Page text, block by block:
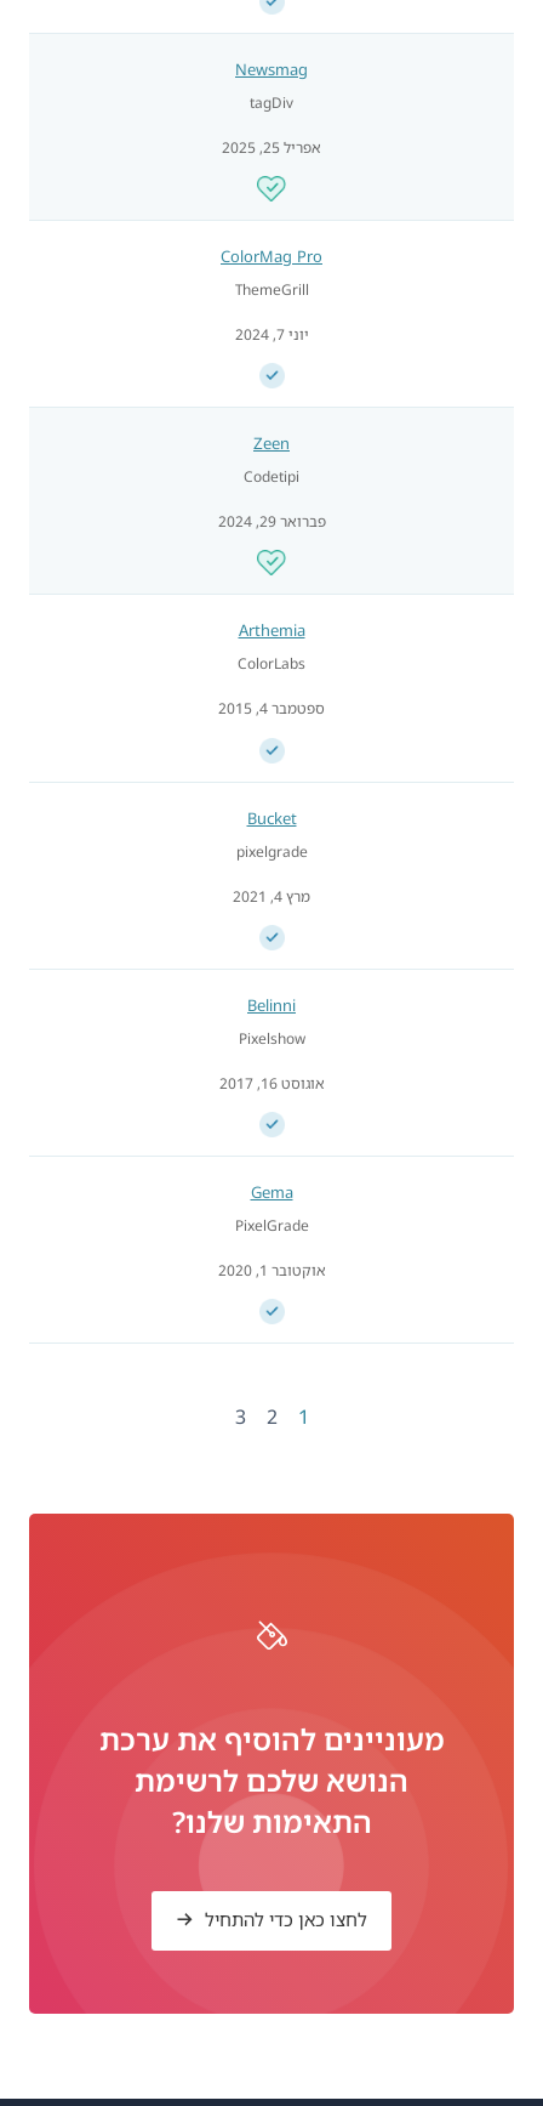
Newsmag
tagDiv
אפריל 25, 2025
ColorMag Pro
ThemeGrill
יוני 7, 2024
Zeen
Codetipi
פברואר 29, 2024
Arthemia
ColorLabs
ספטמבר 4, 2015
Bucket
pixelgrade
מרץ 4, 2021
Belinni
Pixelshow
אוגוסט 16, 2017
Gema
PixelGrade
אוקטובר 1, 2020
1
2
3
מעוניינים להוסיף את ערכת
הנושא שלכם לרשימת
התאימות שלנו?
לחצו כאן כדי להתחיל